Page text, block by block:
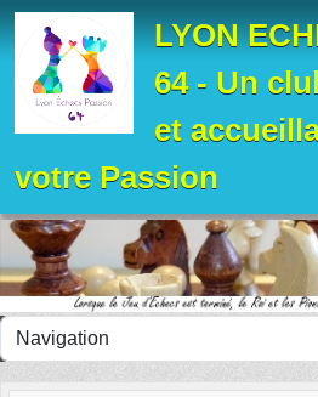
LYON
64 - Un
et
votre Passion
Panneau de gestion des cookies